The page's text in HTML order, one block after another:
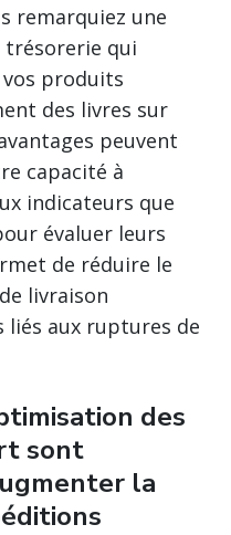
remarquiez une
trésorerie qui
produits
des livres sur
peuvent
capacité à
indicateurs que
évaluer leurs
de réduire le
livraison
liés aux ruptures de
des
sont
la